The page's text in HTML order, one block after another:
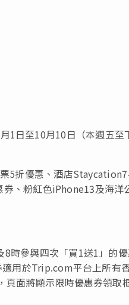
1日至10月10日（本週五至
5折優惠、酒店
、粉紅色iPhone13及海洋
時參與四次「買1送1」的
用於Trip.com平台上所有
頁面將顯示限時優惠券領取